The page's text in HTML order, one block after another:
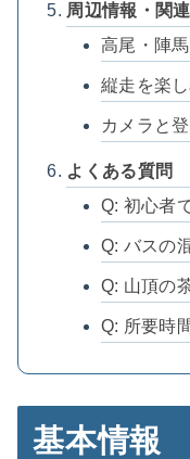
周辺情報・関
高尾・陣
縦走を楽
カメラと
よくある質問
Q: 初心者
Q: バスの
Q: 山頂の
Q: 所要時
基本情報